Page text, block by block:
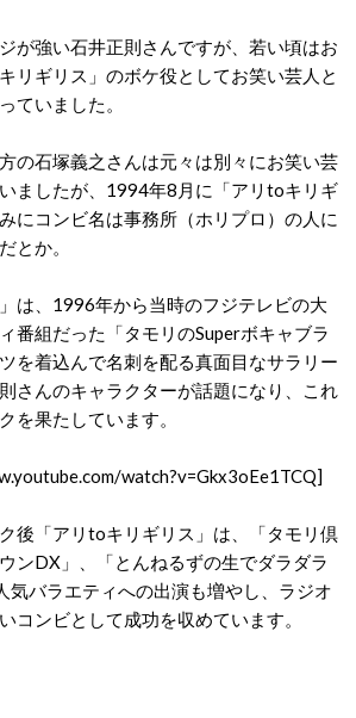
が強い石井正則さんですが、若い頃はお
リギリス」のボケ役としてお笑い芸人と
ていました。
の石塚義之さんは元々は別々にお笑い芸
ましたが、1994年8月に「アリtoキリギ
にコンビ名は事務所（ホリプロ）の人に
とか。
は、1996年から当時のフジテレビの大
番組だった「タモリのSuperボキャブラ
を着込んで名刺を配る真面目なサラリー
さんのキャラクターが話題になり、これ
を果たしています。
watch?v=Gkx3oEe1TCQ]
後「アリtoキリギリス」は、「タモリ倶
ンDX」、「とんねるずの生でダラダラ
気バラエティへの出演も増やし、ラジオ
コンビとして成功を収めています。